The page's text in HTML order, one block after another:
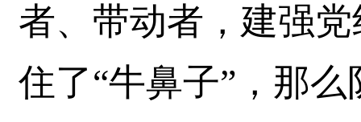
者、带动者，建强
住了“牛鼻子”，那